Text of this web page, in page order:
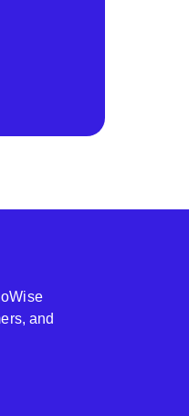
and